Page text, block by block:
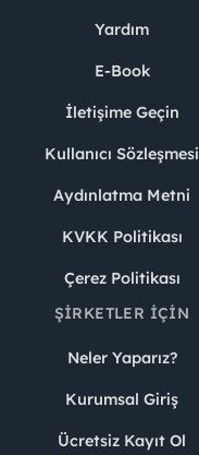
Yardım
E-Book
İletişime Geçin
Kullanıcı Sözleşmesi
Aydınlatma Metni
KVKK Politikası
Çerez Politikası
ŞIRKETLER İÇIN
Neler Yaparız?
Kurumsal Giriş
Ücretsiz Kayıt Ol